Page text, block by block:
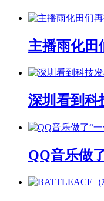
主播雨化田
深圳看到科
QQ音乐做